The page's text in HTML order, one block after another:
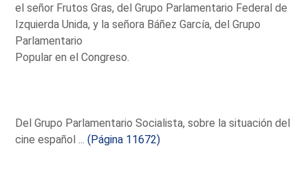
el señor Frutos Gras, del Grupo Parlamentario Federal de
Izquierda Unida, y la señora Báñez García, del Grupo
Parlamentario
Popular en el Congreso.
Del Grupo Parlamentario Socialista, sobre la situación del
cine español ...(Página 11672)